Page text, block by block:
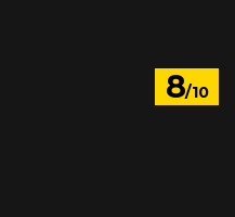
8/10